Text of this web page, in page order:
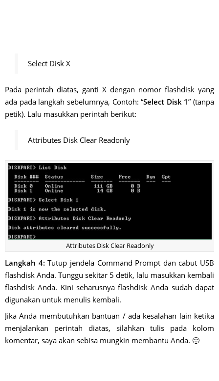
Select Disk X
Pada perintah diatas, ganti X dengan nomor flashdisk yang
ada pada langkah sebelumnya, Contoh: “Select Disk 1” (tanpa
petik). Lalu masukkan perintah berikut:
Attributes Disk Clear Readonly
Attributes Disk Clear Readonly
Langkah 4: Tutup jendela Command Prompt dan cabut USB
flashdisk Anda. Tunggu sekitar 5 detik, lalu masukkan kembali
flashdisk Anda. Kini seharusnya flashdisk Anda sudah dapat
digunakan untuk menulis kembali.
Jika Anda membutuhkan bantuan / ada kesalahan lain ketika
menjalankan perintah diatas, silahkan tulis pada kolom
komentar, saya akan sebisa mungkin membantu Anda. 🙂